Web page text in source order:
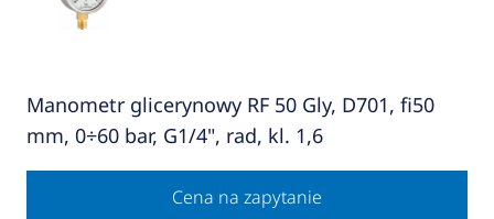
Manometr glicerynowy RF 50 Gly, D701, fi50
mm, 0÷60 bar, G1/4", rad, kl. 1,6
Cena na zapytanie